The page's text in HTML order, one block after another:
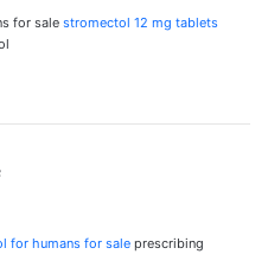
:
for sale stromectol 12 mg tablets
for humans for sale prescribing